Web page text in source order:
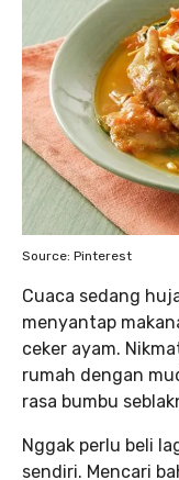
Source: Pinterest
Cuaca sedang
menyantap
ceker ayam.
rumah dengan
rasa bumbu
Nggak perlu beli
sendiri. Mencari